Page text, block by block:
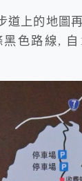
道上的地圖
色路線,